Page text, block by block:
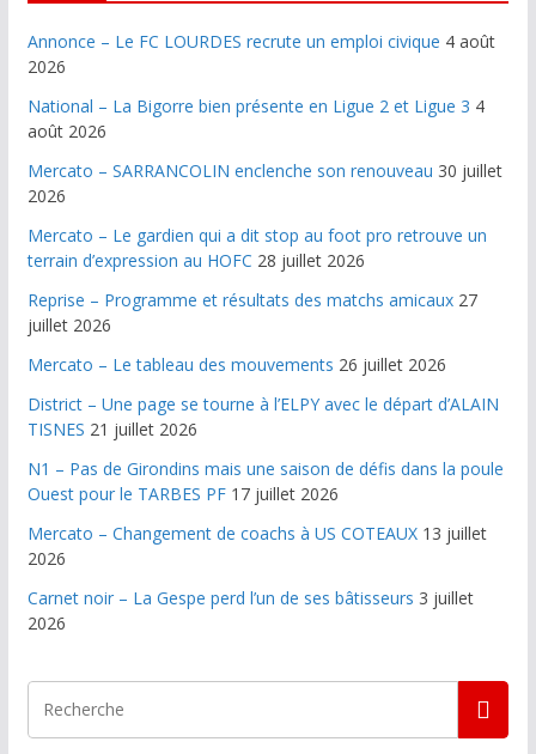
Annonce – Le FC LOURDES recrute un emploi civique 4 août
2026
National – La Bigorre bien présente en Ligue 2 et Ligue 3 4
août 2026
Mercato – SARRANCOLIN enclenche son renouveau 30 juillet
2026
Mercato – Le gardien qui a dit stop au foot pro retrouve un
terrain d’expression au HOFC 28 juillet 2026
Reprise – Programme et résultats des matchs amicaux 27
juillet 2026
Mercato – Le tableau des mouvements 26 juillet 2026
District – Une page se tourne à l’ELPY avec le départ d’ALAIN
TISNES 21 juillet 2026
N1 – Pas de Girondins mais une saison de défis dans la poule
Ouest pour le TARBES PF 17 juillet 2026
Mercato – Changement de coachs à US COTEAUX 13 juillet
2026
Carnet noir – La Gespe perd l’un de ses bâtisseurs 3 juillet
2026